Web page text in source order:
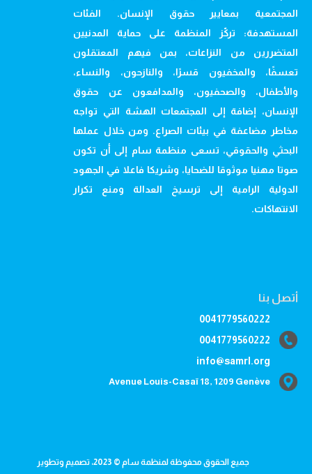
المجتمعية بمعايير حقوق الإنسان. الفئات
المستهدفة: تركّز المنظمة على حماية المدنيين
المتضررين من النزاعات، بمن فيهم المعتقلون
تعسفًا، والمخفيون قسرًا، والنازحون، والنساء،
والأطفال، والصحفيون، والمدافعون عن حقوق
الإنسان، إضافة إلى المجتمعات الهشة التي تواجه
مخاطر مضاعفة في بيئات الصراع. ومن خلال عملها
البحثي والحقوقي، تسعى منظمة سام إلى أن تكون
صوتا مهنيا موثوقا للضحايا، وشريكا فاعلا في الجهود
الدولية الرامية إلى ترسيخ العدالة ومنع تكرار
الانتهاكات.
أتصل بنا
0041779560222
0041779560222
info@samrl.org
Avenue Louis-Casaï 18, 1209 Genève
جميع الحقوق محفوظة لمنظمة سام © 2023، تصميم وتطوير